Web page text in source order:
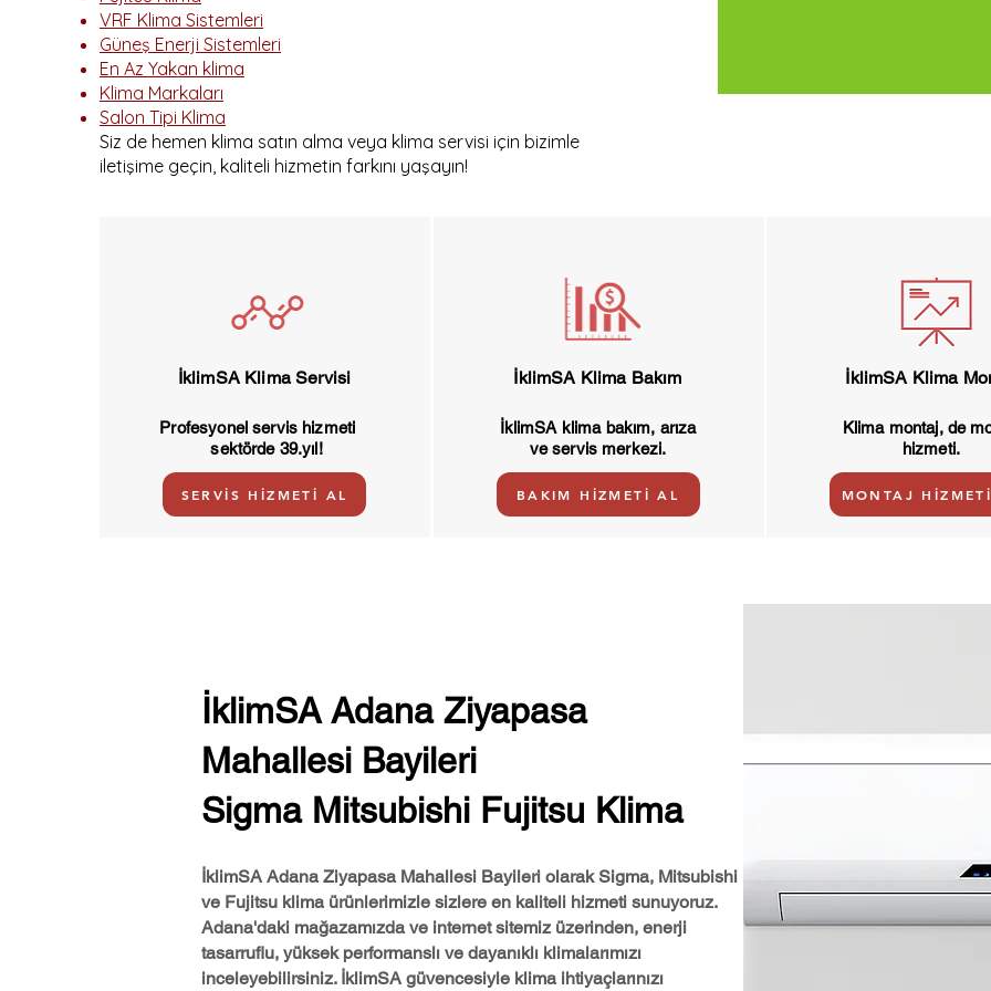
VRF Klima Sistemleri
Güneş Enerji Sistemleri
En Az Yakan klima
Klima Markaları
Salon Tipi Klima
Siz de hemen klima satın alma veya klima servisi için bizimle
iletişime geçin, kaliteli hizmetin farkını yaşayın!
İklimSA Klima Servisi
Profesyonel servis hizmeti
sektörde 39.yıl!
SERVİS HİZMETİ AL
İklimSA Klima Bakım
İklimSA klima bakım, arıza
ve servis merkezi.
BAKIM HİZMETİ AL
İklimSA Klima
Klima montaj, de
hizmeti.
MONTAJ
İklimSA Adana Ziyapasa
Mahallesi Bayileri
Sigma Mitsubishi Fujitsu Klima
İklimSA Adana Ziyapasa Mahallesi Bayileri olarak Sigma, Mitsubishi
ve Fujitsu klima ürünlerimizle sizlere en kaliteli hizmeti sunuyoruz.
Adana'daki mağazamızda ve internet sitemiz üzerinden, enerji
tasarruflu, yüksek performanslı ve dayanıklı klimalarımızı
inceleyebilirsiniz. İklimSA güvencesiyle klima ihtiyaçlarınızı